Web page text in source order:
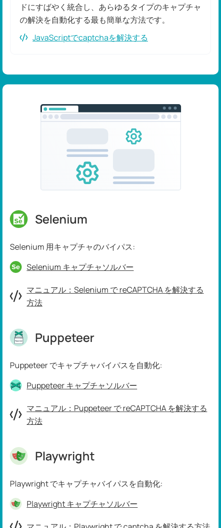
ドにすばやく統合し、あらゆるタイプのキャプチャ
の解決を自動化する最も簡単な方法です。
JavaScriptでcaptchaを解決する
Selenium
Selenium 用キャプチャのバイパス:
Selenium キャプチャソルバー
マニュアル：Selenium で reCAPTCHA を解決する
方法
Puppeteer
Puppeteer でキャプチャバイパスを自動化:
Puppeteer キャプチャソルバー
マニュアル：Puppeteer で reCAPTCHA を解決する
方法
Playwright
Playwright でキャプチャバイパスを自動化:
Playwright キャプチャソルバー